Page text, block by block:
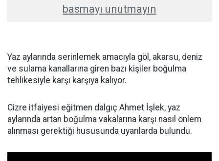
basmayı unutmayın
Yaz aylarında serinlemek amacıyla göl, akarsu, deniz
ve sulama kanallarına giren bazı kişiler boğulma
tehlikesiyle karşı karşıya kalıyor.
Cizre itfaiyesi eğitmen dalgıç Ahmet İşlek, yaz
aylarında artan boğulma vakalarına karşı nasıl önlem
alınması gerektiği hususunda uyarılarda bulundu.